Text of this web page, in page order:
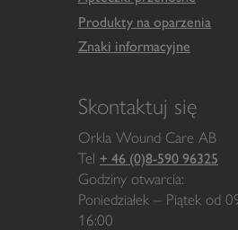
Produkty na oparzenia
Znaki informacyjne
Skontaktuj się
Orkla Wound Care AB
Tel + 46 (0)8-590 96325
Godziny otwarcia:
Poniedziałek – Piątek od
16:00